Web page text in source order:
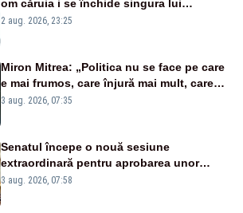
om căruia i se închide singura lui
portiță?”
2 aug. 2026, 23:25
Miron Mitrea: „Politica nu se face pe care
e mai frumos, care înjură mai mult, care
țipă mai tare, ci pe proiecte”
3 aug. 2026, 07:35
Senatul începe o nouă sesiune
extraordinară pentru aprobarea unor
jaloane din PNRR
3 aug. 2026, 07:58